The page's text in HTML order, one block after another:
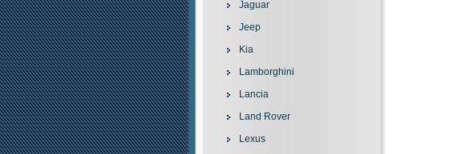
Jaguar
Jeep
Kia
Lamborghini
Lancia
Land Rover
Lexus